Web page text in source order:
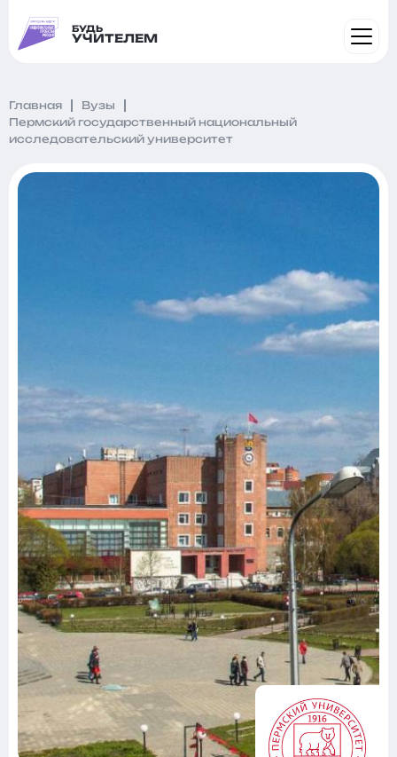
БУДЬ
УЧИТЕЛЕМ
Главная
Вузы
Пермский государственный национальный
исследовательский университет